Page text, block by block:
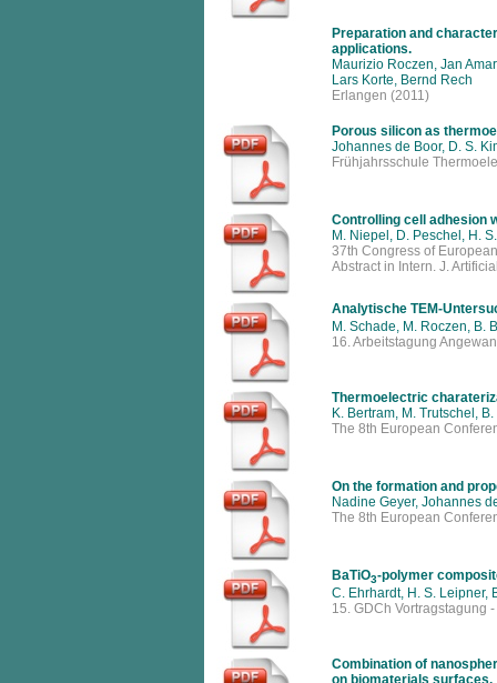
Preparation and
applications.
Maurizio Roczen, Jan
Lars Korte, Bernd Rech
Erlangen (2011)
Porous silicon as
Johannes de Boor, D. S.
Frühjahrsschule
Controlling cell adhesion
M. Niepel, D. Peschel, H.
37th Congress of
Abstract in Intern. J.
Analytische TEM-
M. Schade, M. Roczen, B.
16. Arbeitstagung
Thermoelectric
K. Bertram, M. Trutschel,
The 8th European
On the formation and
Nadine Geyer, Johannes
The 8th European
BaTiO3-polymer
C. Ehrhardt, H. S. Leipner,
15. GDCh Vortragstagung
Combination of
on biomaterials surfaces.